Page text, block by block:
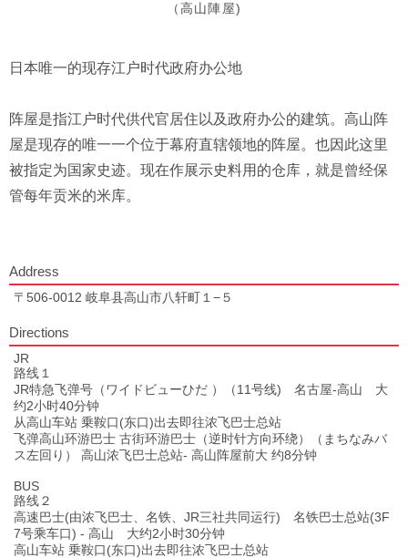
（高山陣屋)
日本唯一的现存江户时代政府办公地
阵屋是指江户时代供代官居住以及政府办公的建筑。高山阵
屋是现存的唯一一个位于幕府直辖领地的阵屋。也因此这里
被指定为国家史迹。现在作展示史料用的仓库，就是曾经保
管每年贡米的米库。
Address
〒506-0012 岐阜县高山市八轩町１−５
Directions
JR
路线１
JR特急飞弹号（ワイドビューひだ ）（11号线) 名古屋-高山 大
约2小时40分钟
从高山车站 乗鞍口(东口)出去即往浓飞巴士总站
飞弹高山环游巴士 古街环游巴士（逆时针方向环绕）（まちなみバ
ス左回り） 高山浓飞巴士总站- 高山阵屋前大 约8分钟
BUS
路线２
高速巴士(由浓飞巴士、名铁、JR三社共同运行) 名铁巴士总站(3F
7号乘车口) - 高山 大约2小时30分钟
高山车站 乗鞍口(东口)出去即往浓飞巴士总站